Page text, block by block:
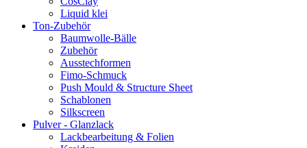
Liquid klei
Ton-Zubehör
Baumwolle-Bälle
Zubehör
Ausstechformen
Fimo-Schmuck
Push Mould & Structure Sheet
Schablonen
Silkscreen
Pulver - Glanzlack
Lackbearbeitung & Folien